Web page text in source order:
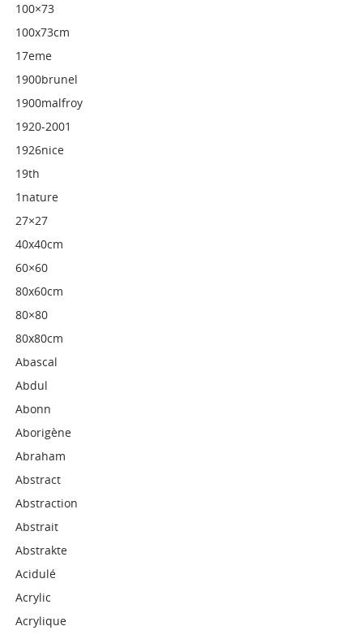
100×73
100x73cm
17eme
1900brunel
1900malfroy
1920-2001
1926nice
19th
1nature
27×27
40x40cm
60×60
80x60cm
80×80
80x80cm
Abascal
Abdul
Abonn
Aborigène
Abraham
Abstract
Abstraction
Abstrait
Abstrakte
Acidulé
Acrylic
Acrylique